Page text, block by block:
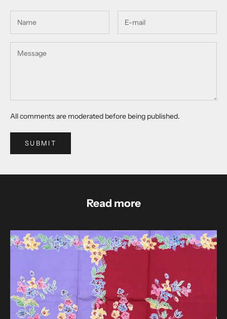
All comments are moderated before being published.
SUBMIT
Read more